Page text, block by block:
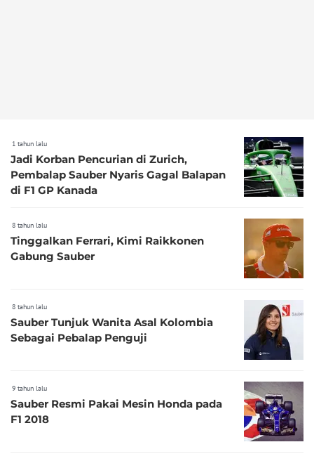
1 tahun lalu
Jadi Korban Pencurian di Zurich,
Pembalap Sauber Nyaris Gagal Balapan
di F1 GP Kanada
8 tahun lalu
Tinggalkan Ferrari, Kimi Raikkonen
Gabung Sauber
8 tahun lalu
Sauber Tunjuk Wanita Asal Kolombia
Sebagai Pebalap Penguji
9 tahun lalu
Sauber Resmi Pakai Mesin Honda pada
F1 2018